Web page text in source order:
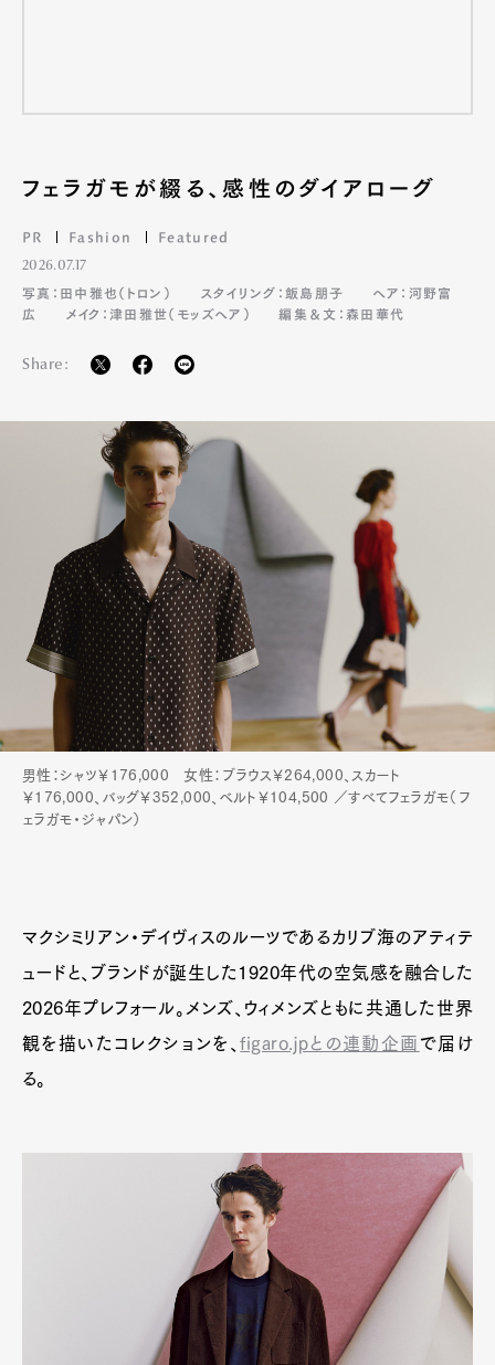
フェラガモが綴る、感性のダイアローグ
PR Fashion Featured
2026.07.17
写真：田中雅也（トロン）
スタイリング：飯島朋子
ヘア：河野富
広
メイク：津田雅世（モッズヘア） 編集＆文：森田華代
Share:
男性：シャツ￥176,000 女性：ブラウス￥264,000、スカート
￥176,000、バッグ￥352,000、ベルト￥104,500 ／すべてフェラガモ（フ
ェラガモ・ジャパン）
マクシミリアン・デイヴィスのルーツであるカリブ海のアティテ
ュードと、ブランドが誕生した1920年代の空気感を融合した
2026年プレフォール。メンズ、ウィメンズともに共通した世界
観を描いたコレクションを、figaro.jpとの連動企画 で届け
る。